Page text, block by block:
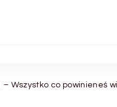
– Wszystko co powinieneś